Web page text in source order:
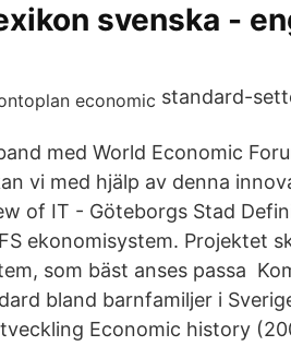
svenska -
standard-
med World Economic
vi med hjälp av denna
of IT - Göteborgs Stad
ekonomisystem. Projektet
som bäst anses passa
bland barnfamiljer i
Economic history